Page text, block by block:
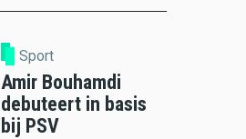
Sport
Amir Bouhamdi
debuteert in basis
bij PSV